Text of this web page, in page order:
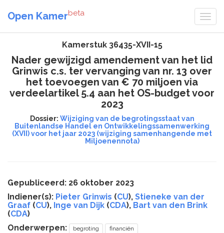
Open Kamerbeta
Kamerstuk 36435-XVII-15
Nader gewijzigd amendement van het lid
Grinwis c.s. ter vervanging van nr. 13 over
het toevoegen van € 70 miljoen via
verdeelartikel 5.4 aan het OS-budget voor
2023
Dossier: Wijziging van de begrotingsstaat van
Buitenlandse Handel en Ontwikkelingssamenwerking
(XVII) voor het jaar 2023 (wijziging samenhangende met
Miljoenennota)
Gepubliceerd: 26 oktober 2023
Indiener(s): Pieter Grinwis (CU), Stieneke van der
Graaf (CU), Inge van Dijk (CDA), Bart van den Brink
(CDA)
Onderwerpen:
begroting financiën